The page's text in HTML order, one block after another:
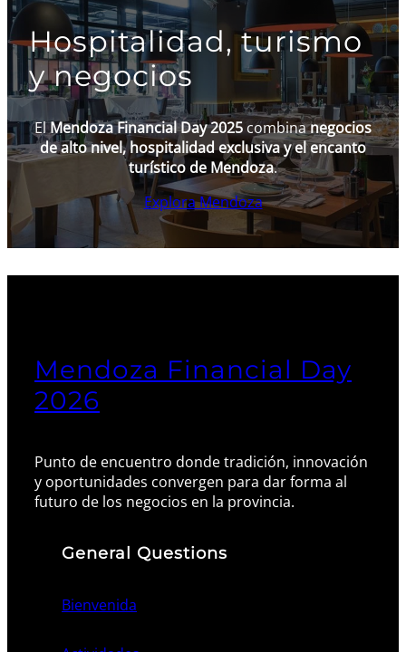
Hospitalidad, turismo
y negocios
ElMendoza Financial Day 2025combinanegocios
de alto nivel, hospitalidad exclusiva y el encanto
turístico de Mendoza.
Explora Mendoza
Mendoza Financial Day
2026
Punto de encuentro donde tradición, innovación
y oportunidades convergen para dar forma al
futuro de los negocios en la provincia.
General Questions
Bienvenida